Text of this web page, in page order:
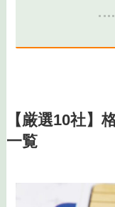
【厳選10社】
一覧